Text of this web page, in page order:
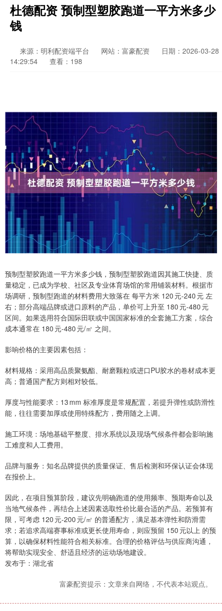
杜德配资 预制型塑胶跑道一平方米多少
钱
来源：明利配资端平台 网站：富豪配资
日期：2026-03-28
14:29:54
查看：198
预制型塑胶跑道一平方米多少钱，预制型塑胶跑道因其施工快捷、质
量稳定，已成为学校、社区及专业体育场馆的常用铺装材料。根据市
场调研，预制型跑道的材料费用大致落在 每平方米 120 元‑240 元 左
右；部分高端品牌或进口原料的产品，单价可上升至 180 元‑480 元
区间。如果选用符合国际田联或中国国家标准的全套施工方案，综合
成本通常在 180 元‑480 元/㎡ 之间。
影响价格的主要因素包括：
材料规格：采用高品质聚氨酯、耐磨颗粒或进口PU胶水的卷材成本更
高；普通国产配方则相对较低。
厚度与性能要求：13 mm 标准厚度是常规配置，若提升弹性或防滑性
能，往往需要加厚或使用特殊配方，费用随之上调。
施工环境：场地基础平整度、排水系统以及现场气候条件都会影响施
工难度和人工费用。
品牌与服务：知名品牌提供的质量保证、售后检测和环保认证会体现
在报价上。
因此，在项目预算阶段，建议先明确跑道的使用频率、预期寿命以及
当地气候条件，再结合上述因素选取性价比最合适的产品。若预算有
限，可考虑 120 元‑200 元/㎡ 的普通配方，满足基本弹性和防滑需
求；若追求高端赛事标准或更长使用寿命，则应预留 150 元以上 的预
算，以确保材料性能符合相关标准。合理的价格评估与供应商沟通，
将帮助实现安全、舒适且经济的运动场地建设。
发布于：湖北省
富豪配资提示：文章来自网络，不代表本站观点。